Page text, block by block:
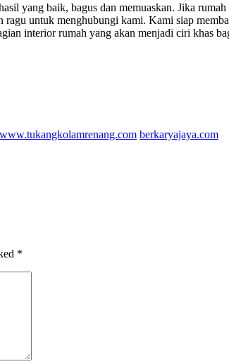
yang baik, bagus dan memuaskan. Jika
ragu untuk menghubungi kami. Kami siap
interior rumah yang akan menjadi ciri khas
www.tukangkolamrenang.com berkaryajaya.com
*